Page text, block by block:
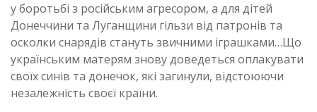
у боротьбі з російським агресором, а для дітей
Донеччини та Луганщини гільзи від патронів та
осколки снарядів стануть звичними іграшками…Що
українським матерям знову доведеться оплакувати
своїх синів та донечок, які загинули, відстоюючи
незалежність своєї країни.